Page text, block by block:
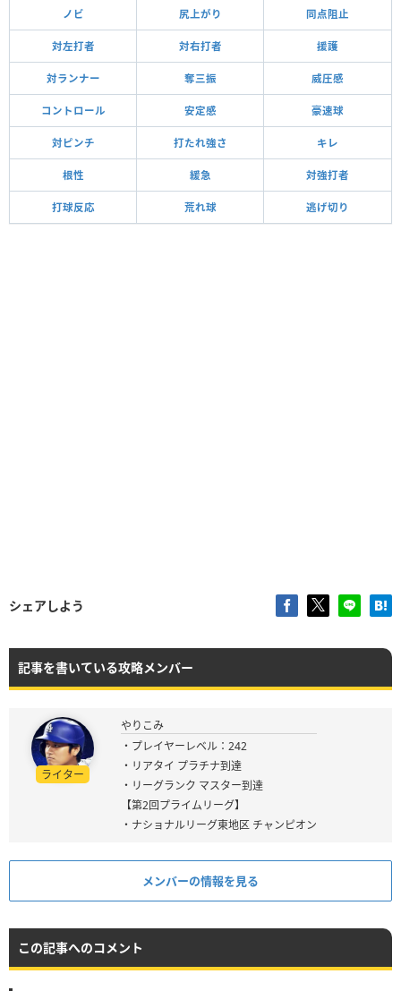
ノビ 尻上がり 同点阻止
対左打者 対右打者 援護
対ランナー 奪三振 威圧感
コントロール 安定感 豪速球
対ピンチ 打たれ強さ キレ
根性 緩急 対強打者
打球反応 荒れ球 逃げ切り
シェアしよう
記事を書いている攻略メンバー
ライター
やりこみ
・プレイヤーレベル：242
・リアタイ プラチナ到達
・リーグランク マスター到達
【第2回プライムリーグ】
・ナショナルリーグ東地区 チャンピオン
メンバーの情報を見る
この記事へのコメント